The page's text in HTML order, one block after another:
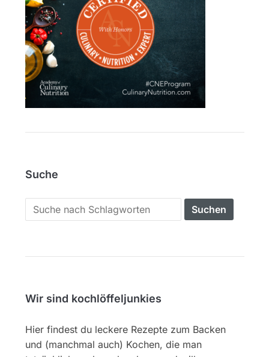
Suche
Search
for:
Wir sind kochlöffeljunkies
Hier findest du leckere Rezepte zum Backen
und (manchmal auch) Kochen, die man